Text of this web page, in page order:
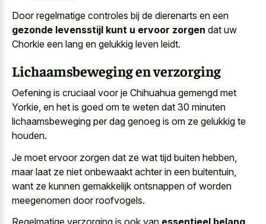
Door regelmatige controles bij de dierenarts en een
gezonde levensstijl kunt u ervoor zorgen dat uw
Chorkie een lang en gelukkig leven leidt.
Lichaamsbeweging en verzorging
Oefening is cruciaal voor je Chihuahua gemengd met
Yorkie, en het is goed om te weten dat 30 minuten
lichaamsbeweging per dag genoeg is om ze gelukkig te
houden.
Je moet ervoor zorgen dat ze wat tijd buiten hebben,
maar laat ze niet onbewaakt achter in een buitentuin,
want ze kunnen gemakkelijk ontsnappen of worden
meegenomen door roofvogels.